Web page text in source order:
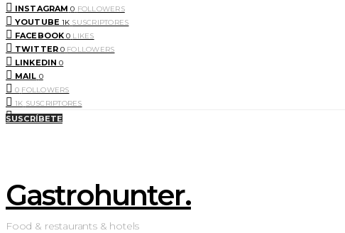
INSTAGRAM 0 FOLLOWERS
YOUTUBE 1K SUSCRIPTORES
FACEBOOK 0 LIKES
TWITTER 0 FOLLOWERS
LINKEDIN 0
MAIL 0
0 FOLLOWERS
1K SUSCRIPTORES
0 LIKES
SUSCRÍBETE
Gastrohunter.
Food & restaurants & hotels